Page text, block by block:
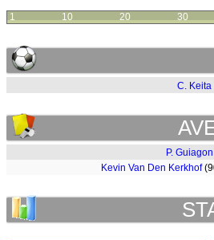
1 10 20 30
C. Keita
P. Guiagon
Kevin Van Den Kerkhof